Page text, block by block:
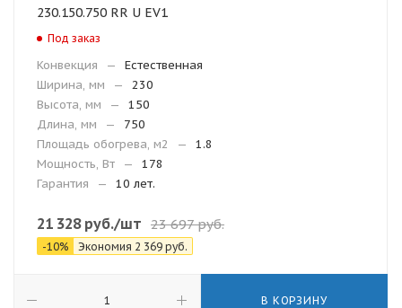
230.150.750 RR U EV1
Под заказ
Конвекция —
Естественная
Ширина, мм
—
230
Высота, мм
—
150
Длина, мм
—
750
Площадь обогрева, м2
—
1.8
Мощность, Вт
—
178
Гарантия
— 10 лет.
21 328руб./шт 23 697руб.
-10% Экономия 2 369 руб.
В КОРЗИНУ